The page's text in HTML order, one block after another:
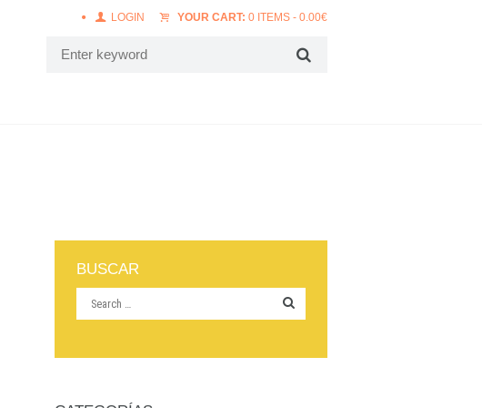
LOGIN YOUR CART: 0 ITEMS - 0.00€
BUSCAR